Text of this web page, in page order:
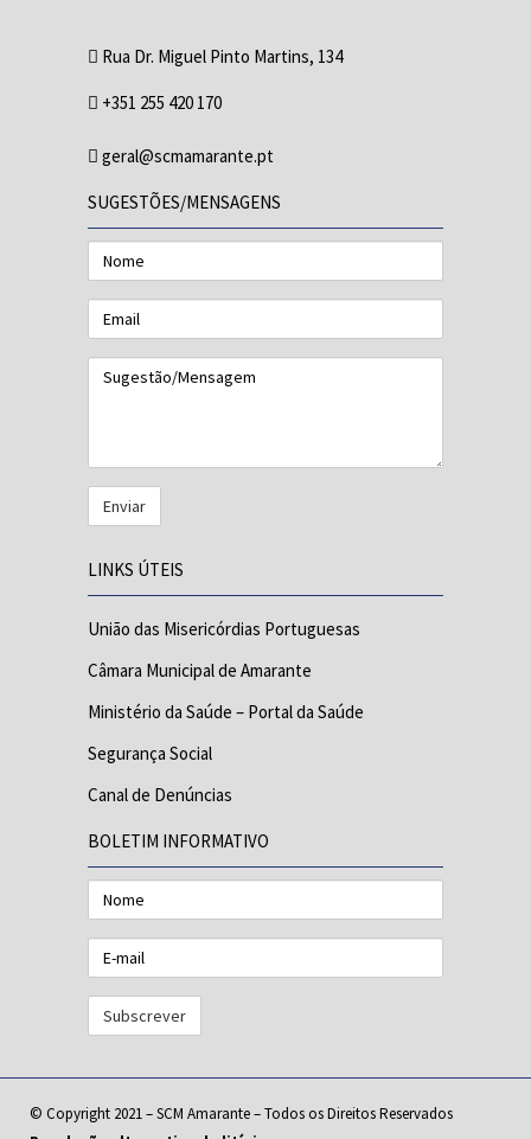
Rua Dr. Miguel Pinto Martins, 134
+351 255 420 170
geral@scmamarante.pt
SUGESTÕES/MENSAGENS
Nome
Email
Sugestão/Mensagem
LINKS ÚTEIS
União das Misericórdias Portuguesas
Câmara Municipal de Amarante
Ministério da Saúde – Portal da Saúde
Segurança Social
Canal de Denúncias
BOLETIM INFORMATIVO
Nome
E-
mail
© Copyright 2021 – SCM Amarante – Todos os Direitos Reservados